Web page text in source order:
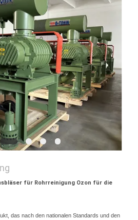
für Rohrreinigung Ozon für die
das nach den nationalen Standards und den